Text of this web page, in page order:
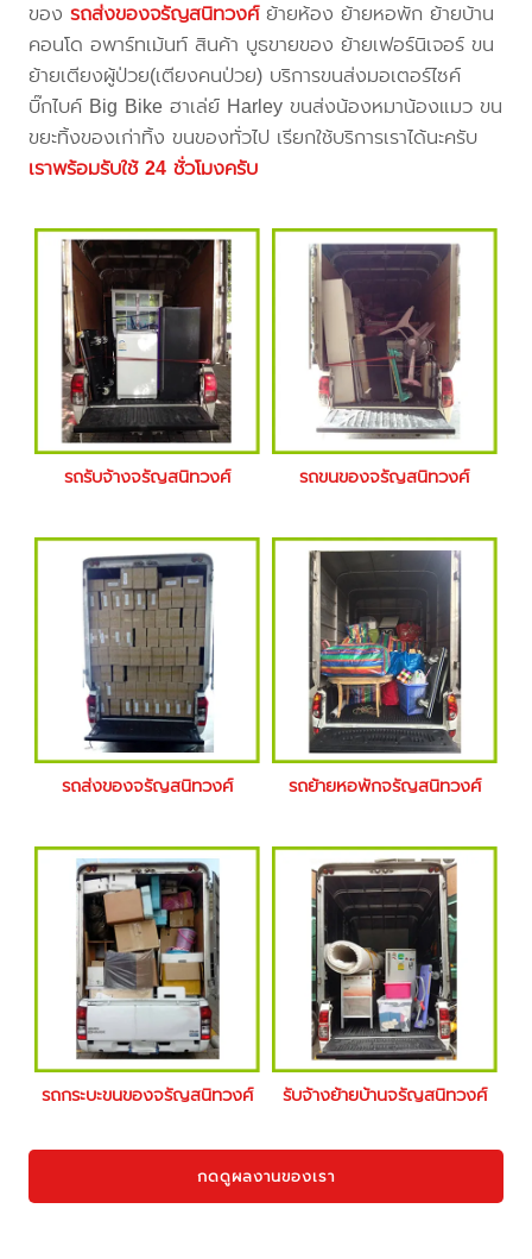
ของรถส่งของจรัญสนิทวงศ์ย้ายห้อง ย้ายหอพัก ย้ายบ้าน
คอนโด อพาร์ทเม้นท์ สินค้า บูธขายของ ย้ายเฟอร์นิเจอร์ ขน
ย้ายเตียงผู้ป่วย(เตียงคนป่วย) บริการขนส่งมอเตอร์ไซค์
บิ๊กไบค์ Big Bike ฮาเล่ย์ Harley ขนส่งน้องหมาน้องแมว ขน
ขยะทิ้งของเก่าทิ้ง ขนของทั่วไป เรียกใช้บริการเราได้นะครับ
เราพร้อมรับใช้ 24 ชั่วโมงครับ
รถรับจ้างจรัญสนิทวงศ์ รถขนของจรัญสนิทวงศ์
รถส่งของจรัญสนิทวงศ์ รถย้ายหอพักจรัญสนิทวงศ์
รถกระบะขนของจรัญสนิทวงศ์ รับจ้างย้ายบ้านจรัญสนิทวงศ์
กดดูผลงานของเรา